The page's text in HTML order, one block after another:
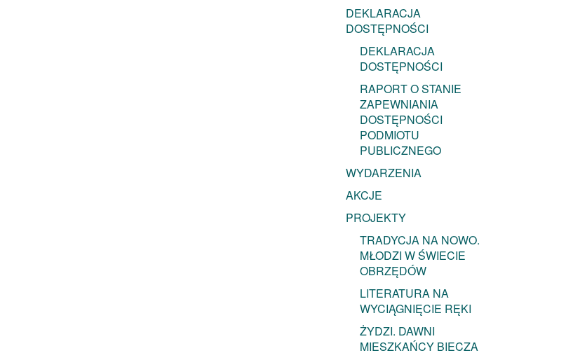
DEKLARACJA
DOSTĘPNOŚCI
DEKLARACJA
DOSTĘPNOŚCI
RAPORT O STANIE
ZAPEWNIANIA
DOSTĘPNOŚCI
PODMIOTU
PUBLICZNEGO
WYDARZENIA
AKCJE
PROJEKTY
TRADYCJA NA NOWO.
MŁODZI W ŚWIECIE
OBRZĘDÓW
LITERATURA NA
WYCIĄGNIĘCIE RĘKI
ŻYDZI. DAWNI
MIESZKAŃCY BIECZA